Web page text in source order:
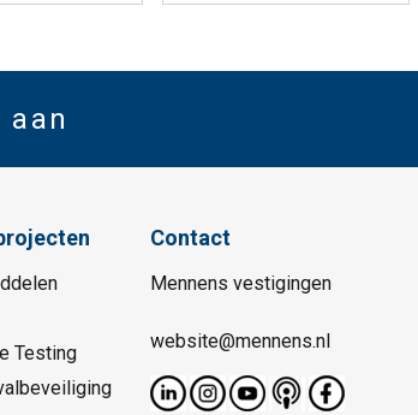
Testing
Contact
Mennens vestigingen
website@mennens.nl